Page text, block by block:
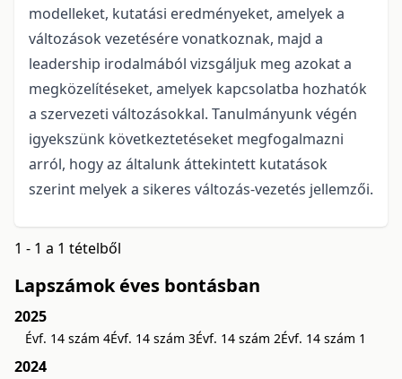
modelleket, kutatási eredményeket, amelyek a
változások vezetésére vonatkoznak, majd a
leadership irodalmából vizsgáljuk meg azokat a
megközelítéseket, amelyek kapcsolatba hozhatók
a szervezeti változásokkal. Tanulmányunk végén
igyekszünk következtetéseket megfogalmazni
arról, hogy az általunk áttekintett kutatások
szerint melyek a sikeres változás-vezetés jellemzői.
1 - 1 a 1 tételből
Lapszámok éves bontásban
2025
Évf. 14 szám 4Évf. 14 szám 3Évf. 14 szám 2Évf. 14 szám 1
2024